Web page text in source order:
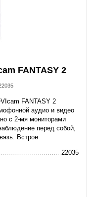
FANTASY 2
FANTASY 2
аудио и видео
с 2-мя мониторами
перед собой,
Встрое
22035